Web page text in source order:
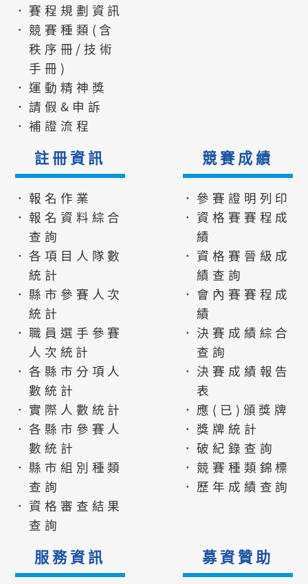
．賽程規劃資訊
．競賽種類(含
秩序冊/技術
手冊)
．運動精神獎
．請假&申訴
．補證流程
註冊資訊
．報名作業
．報名資料綜合
查詢
．各項目人隊數
統計
．縣市參賽人次
統計
．職員選手參賽
人次統計
．各縣市分項人
數統計
．實際人數統計
．各縣市參賽人
數統計
．縣市組別種類
查詢
．資格審查結果
查詢
競賽成績
．參賽證明列印
．資格賽賽程成
績
．資格賽晉級成
績查詢
．會內賽賽程成
績
．決賽成績綜合
查詢
．決賽成績報告
表
．應(已)頒獎牌
．獎牌統計
．破紀錄查詢
．競賽種類錦標
．歷年成績查詢
服務資訊 募資贊助